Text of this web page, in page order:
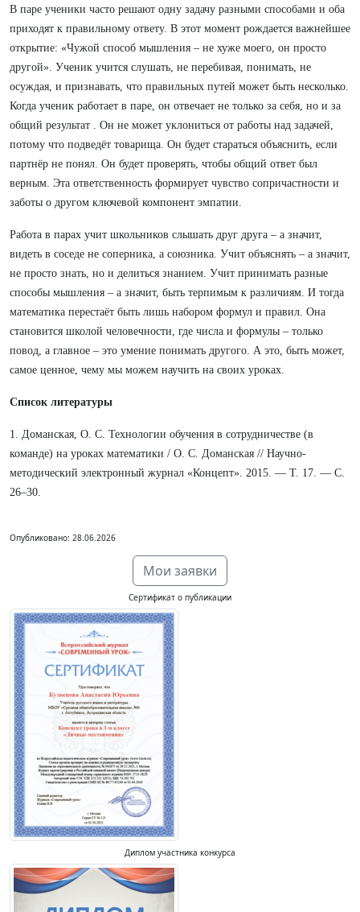
В паре ученики часто решают одну задачу разными способами и оба
приходят к правильному ответу. В этот момент рождается важнейшее
открытие: «Чужой способ мышления – не хуже моего, он просто
другой». Ученик учится слушать, не перебивая, понимать, не
осуждая, и признавать, что правильных путей может быть несколько.
Когда ученик работает в паре, он отвечает не только за себя, но и за
общий результат . Он не может уклониться от работы над задачей,
потому что подведёт товарища. Он будет стараться объяснить, если
партнёр не понял. Он будет проверять, чтобы общий ответ был
верным. Эта ответственность формирует чувство сопричастности и
заботы о другом ключевой компонент эмпатии.
Работа в парах учит школьников слышать друг друга – а значит,
видеть в соседе не соперника, а союзника. Учит объяснять – а значит,
не просто знать, но и делиться знанием. Учит принимать разные
способы мышления – а значит, быть терпимым к различиям. И тогда
математика перестаёт быть лишь набором формул и правил. Она
становится школой человечности, где числа и формулы – только
повод, а главное – это умение понимать другого. А это, быть может,
самое ценное, чему мы можем научить на своих уроках.
Список литературы
1. Доманская, О. С. Технологии обучения в сотрудничестве (в
команде) на уроках математики / О. С. Доманская // Научно-
методический электронный журнал «Концепт». 2015. — Т. 17. — С.
26–30.
Опубликовано: 28.06.2026
Мои заявки
Сертификат о публикации
Диплом участника конкурса